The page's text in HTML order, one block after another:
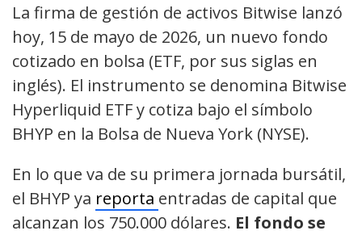
La firma de gestión de activos Bitwise lanzó
hoy, 15 de mayo de 2026, un nuevo fondo
cotizado en bolsa (ETF, por sus siglas en
inglés). El instrumento se denomina Bitwise
Hyperliquid ETF y cotiza bajo el símbolo
BHYP en la Bolsa de Nueva York (NYSE).
En lo que va de su primera jornada bursátil,
el BHYP ya reporta entradas de capital que
alcanzan los 750.000 dólares. El fondo se